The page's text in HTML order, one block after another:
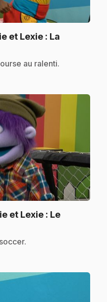
et Lexie : La
au ralenti.
et Lexie : Le